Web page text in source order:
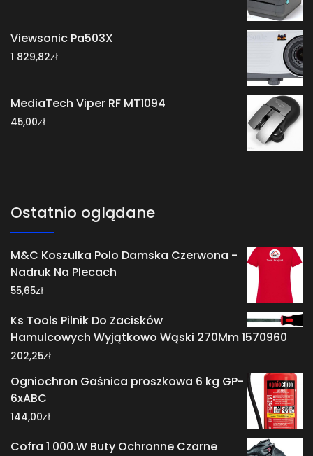
Viewsonic Pa503X
1 829,82zł
MediaTech Viper RF MT1094
45,00zł
Ostatnio oglądane
M&C Koszulka Polo Damska Czerwona -
Nadruk Na Plecach
55,65zł
Ks Tools Pilnik Do Zacisków
Hamulcowych Wyjątkowo Wąski 270Mm 1570960
202,25zł
Ogniochron Gaśnica proszkowa 6 kg GP-
6xABC
144,00zł
Cofra 1 000.W Buty Ochronne Czarne